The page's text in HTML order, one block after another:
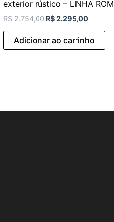
exterior rústico – LINHA
R$2.754,00 R$2.295,00
Adicionar ao carrinho